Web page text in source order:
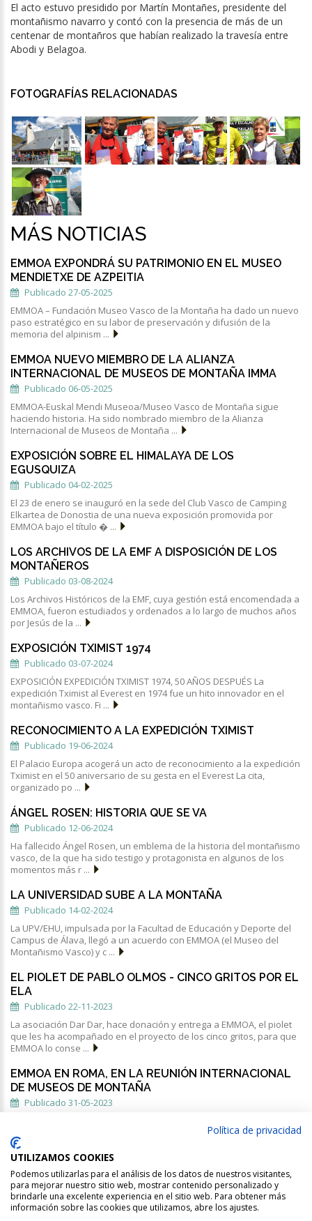
El acto estuvo presidido por Martín Montañes, presidente del
montañismo navarro y contó con la presencia de más de un
centenar de montañros que habían realizado la travesía entre
Abodi y Belagoa.
FOTOGRAFÍAS RELACIONADAS
MÁS NOTICIAS
EMMOA EXPONDRÁ SU PATRIMONIO EN EL MUSEO
MENDIETXE DE AZPEITIA
Publicado 27-05-2025
EMMOA – Fundación Museo Vasco de la Montaña ha dado un nuevo
paso estratégico en su labor de preservación y difusión de la
memoria del alpinism ...
EMMOA NUEVO MIEMBRO DE LA ALIANZA
INTERNACIONAL DE MUSEOS DE MONTAÑA IMMA
Publicado 06-05-2025
EMMOA-Euskal Mendi Museoa/Museo Vasco de Montaña sigue
haciendo historia. Ha sido nombrado miembro de la Alianza
Internacional de Museos de Montaña ...
EXPOSICIÓN SOBRE EL HIMALAYA DE LOS
EGUSQUIZA
Publicado 04-02-2025
El 23 de enero se inauguró en la sede del Club Vasco de Camping
Elkartea de Donostia de una nueva exposición promovida por
EMMOA bajo el título � ...
LOS ARCHIVOS DE LA EMF A DISPOSICIÓN DE LOS
MONTAÑEROS
Publicado 03-08-2024
Los Archivos Históricos de la EMF, cuya gestión está encomendada a
EMMOA, fueron estudiados y ordenados a lo largo de muchos años
por Jesús de la ...
EXPOSICIÓN TXIMIST 1974
Publicado 03-07-2024
EXPOSICIÓN EXPEDICIÓN TXIMIST 1974, 50 AÑOS DESPUÉS La
expedición Tximist al Everest en 1974 fue un hito innovador en el
montañismo vasco. Fi ...
RECONOCIMIENTO A LA EXPEDICIÓN TXIMIST
Publicado 19-06-2024
El Palacio Europa acogerá un acto de reconocimiento a la expedición
Tximist en el 50 aniversario de su gesta en el Everest La cita,
organizado po ...
ÁNGEL ROSEN: HISTORIA QUE SE VA
Publicado 12-06-2024
Ha fallecido Ángel Rosen, un emblema de la historia del montañismo
vasco, de la que ha sido testigo y protagonista en algunos de los
momentos más r ...
LA UNIVERSIDAD SUBE A LA MONTAÑA
Publicado 14-02-2024
La UPV/EHU, impulsada por la Facultad de Educación y Deporte del
Campus de Álava, llegó a un acuerdo con EMMOA (el Museo del
Montañismo Vasco) y c ...
EL PIOLET DE PABLO OLMOS - CINCO GRITOS POR EL
ELA
Publicado 22-11-2023
La asociación Dar Dar, hace donación y entrega a EMMOA, el piolet
que les ha acompañado en el proyecto de los cinco gritos, para que
EMMOA lo conse ...
EMMOA EN ROMA, EN LA REUNIÓN INTERNACIONAL
DE MUSEOS DE MONTAÑA
Publicado 31-05-2023
las sesiones de la reunión anual de IMMA (International Mountain
Museums Alliance), ...
Política de privacidad
UTILIZAMOS COOKIES
Podemos utilizarlas para el análisis de los datos de nuestros visitantes,
para mejorar nuestro sitio web, mostrar contenido personalizado y
brindarle una excelente experiencia en el sitio web. Para obtener más
información sobre las cookies que utilizamos, abre los ajustes.